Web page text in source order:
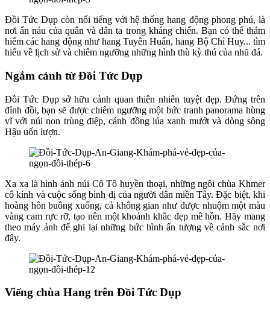
Đồi Tức Dụp còn nổi tiếng với hệ thống hang động phong phú, là
nơi ẩn náu của quân và dân ta trong kháng chiến. Bạn có thể thám
hiểm các hang động như hang Tuyên Huấn, hang Bộ Chỉ Huy... tìm
hiểu về lịch sử và chiêm ngưỡng những hình thù kỳ thú của nhũ đá.
Ngắm cảnh từ Đồi Tức Dụp
Đồi Tức Dụp sở hữu cảnh quan thiên nhiên tuyệt đẹp. Đứng trên
đỉnh đồi, bạn sẽ được chiêm ngưỡng một bức tranh panorama hùng
vĩ với núi non trùng điệp, cánh đồng lúa xanh mướt và dòng sông
Hậu uốn lượn.
Xa xa là hình ảnh núi Cô Tô huyền thoại, những ngôi chùa Khmer
cổ kính và cuộc sống bình dị của người dân miền Tây. Đặc biệt, khi
hoàng hôn buông xuống, cả không gian như được nhuộm một màu
vàng cam rực rỡ, tạo nên một khoảnh khắc đẹp mê hồn. Hãy mang
theo máy ảnh để ghi lại những bức hình ấn tượng về cảnh sắc nơi
đây.
Viếng chùa Hang trên Đồi Tức Dụp